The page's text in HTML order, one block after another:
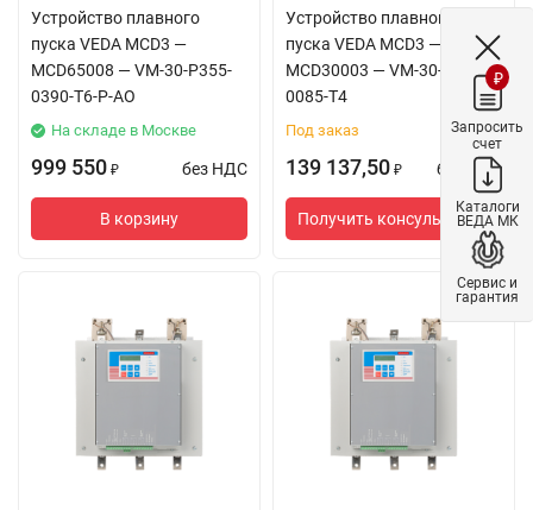
Устройство плавного
пуска VEDA MCD3 —
MCD65008 — VM-30-P355-
0390-T6-P-AO
На складе в Москве
999 550 ₽ без НДС
В корзину
Устройство плавного
пуска VEDA MCD3 —
MCD30003 — VM-30-P45K-
0085-T4
Под заказ
139 137,50 ₽ без НДС
Получить консультацию
₽
Запросить
счет
Каталоги
ВЕДА МК
Сервис и
гарантия